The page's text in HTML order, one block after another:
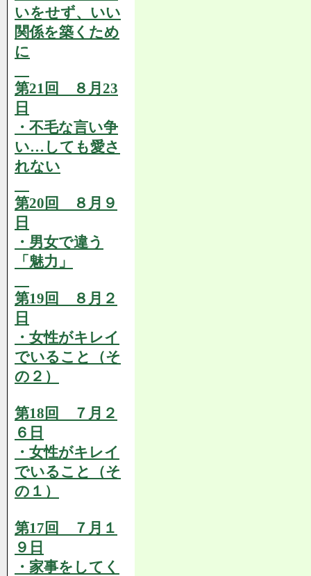
いをせず、いい
関係を築くため
に
第21回 ８月23
日
・不毛な言い争
い…しても愛さ
れない
第20回 ８月９
日
・男女で違う
「魅力」
第19回 ８月２
日
・女性がキレイ
でいること（そ
の２）
第18回 ７月２
６日
・女性がキレイ
でいること（そ
の１）
第17回 ７月１
９日
・家事をしてく